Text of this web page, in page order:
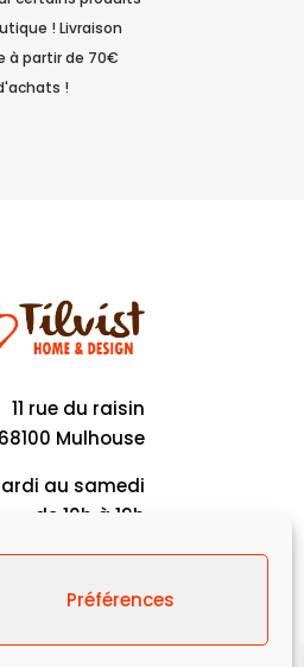
Préférences
! Livraison
à partir de 70€
!
11 rue du raisin
68100 Mulhouse
au samedi
de 10h à 19h